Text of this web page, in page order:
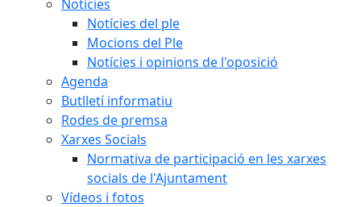
Notícies
Notícies del ple
Mocions del Ple
Notícies i opinions de l'oposició
Agenda
Butlletí informatiu
Rodes de premsa
Xarxes Socials
Normativa de participació en les xarxes
socials de l'Ajuntament
Vídeos i fotos